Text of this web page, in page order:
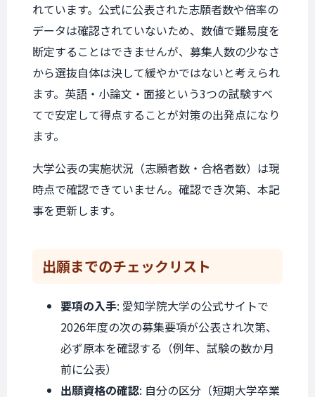
れています。公式に公表された志願者数や倍率の
データは確認されていないため、数値で難易度を
断定することはできませんが、募集人数の少なさ
から選抜自体は決して緩やかではないと考えられ
ます。英語・小論文・面接という3つの試験すべ
てで安定して得点することが対策の出発点になり
ます。
大学公表の実施状況（志願者数・合格者数）は現
時点で確認できていません。確認でき次第、本記
事を更新します。
出願までのチェックリスト
要項の入手: 愛知学院大学の公式サイトで
2026年度の次の募集要項が公表され次第、
必ず原本を確認する（例年、試験の数か月
前に公表）
出願資格の確認: 自分の区分（短期大学卒業